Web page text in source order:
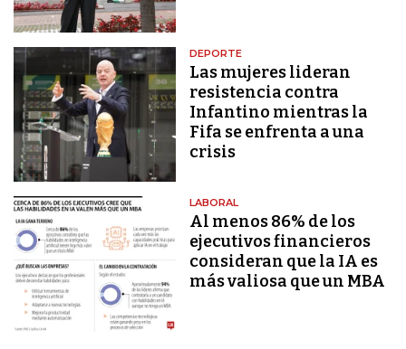
DEPORTE
Las mujeres lideran
resistencia contra
Infantino mientras la
Fifa se enfrenta a una
crisis
LABORAL
Al menos 86% de los
ejecutivos financieros
consideran que la IA es
más valiosa que un MBA